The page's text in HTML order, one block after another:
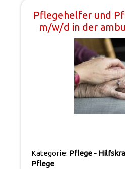
Pflegehelfer und
m/w/d in der
Kategorie: Pflege -
Pflege